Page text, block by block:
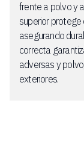
frente a polvo y
superior
asegurando
correcta
adversas y
exteriores.